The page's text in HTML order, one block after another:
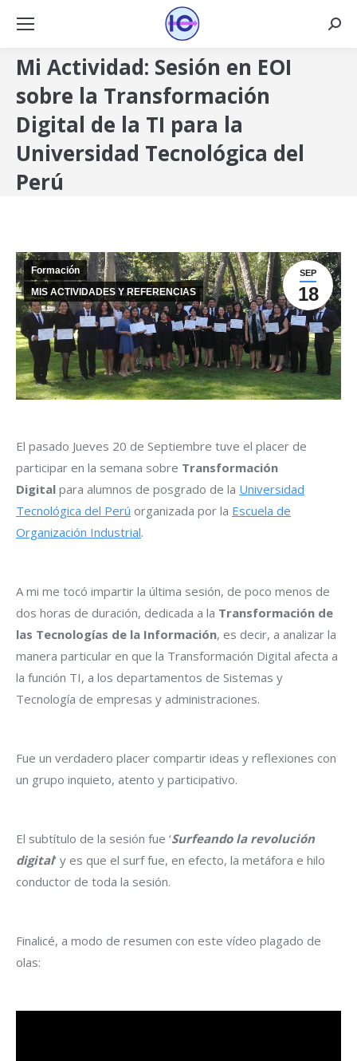
Mi Actividad: Sesión en EOI
sobre la Transformación
Digital de la TI para la
Universidad Tecnológica del
Perú
SEP
18
Formación
MIS ACTIVIDADES Y REFERENCIAS
El pasado Jueves 20 de Septiembre tuve el placer de
participar en la semana sobre Transformación
Digital para alumnos de posgrado de la Universidad
Tecnológica del Perú organizada por la Escuela de
Organización Industrial.
A mi me tocó impartir la última sesión, de poco menos de
dos horas de duración, dedicada a la Transformación de
las Tecnologías de la Información, es decir, a analizar la
manera particular en que la Transformación Digital afecta a
la función TI, a los departamentos de Sistemas y
Tecnología de empresas y administraciones.
Fue un verdadero placer compartir ideas y reflexiones con
un grupo inquieto, atento y participativo.
El subtítulo de la sesión fue ‘Surfeando la revolución
digital‘ y es que el surf fue, en efecto, la metáfora e hilo
conductor de toda la sesión.
Finalicé, a modo de resumen con este vídeo plagado de
olas: